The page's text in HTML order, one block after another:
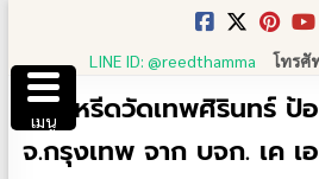
content
LINE ID: @reedthamma โทรศั
พวงหรีดวัดเทพศิรินทร์ ป้
จ.กรุงเทพ จาก บจก. เค เ
เมนู